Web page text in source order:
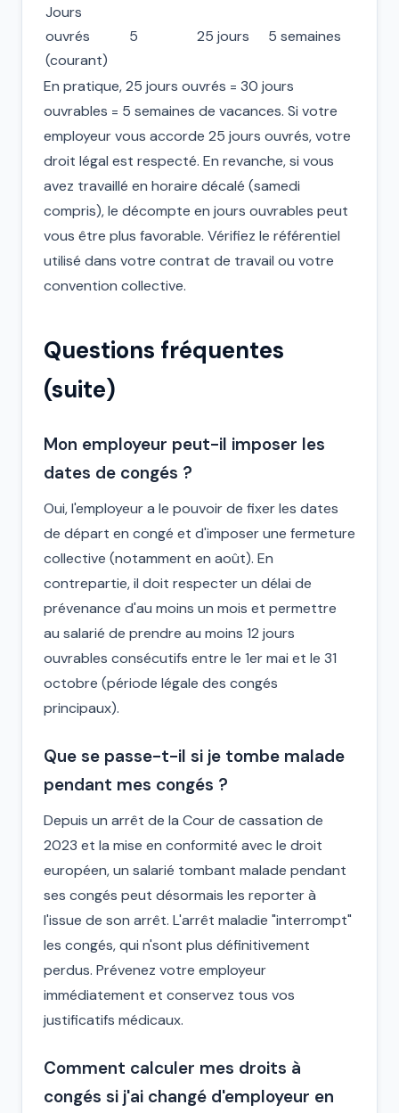
Jours
ouvrés
(courant)
5 25 jours 5 semaines
En pratique, 25 jours ouvrés = 30 jours
ouvrables = 5 semaines de vacances. Si votre
employeur vous accorde 25 jours ouvrés, votre
droit légal est respecté. En revanche, si vous
avez travaillé en horaire décalé (samedi
compris), le décompte en jours ouvrables peut
vous être plus favorable. Vérifiez le référentiel
utilisé dans votre contrat de travail ou votre
convention collective.
Questions fréquentes
(suite)
Mon employeur peut-il imposer les
dates de congés ?
Oui, l'employeur a le pouvoir de fixer les dates
de départ en congé et d'imposer une fermeture
collective (notamment en août). En
contrepartie, il doit respecter un délai de
prévenance d'au moins un mois et permettre
au salarié de prendre au moins 12 jours
ouvrables consécutifs entre le 1er mai et le 31
octobre (période légale des congés
principaux).
Que se passe-t-il si je tombe malade
pendant mes congés ?
Depuis un arrêt de la Cour de cassation de
2023 et la mise en conformité avec le droit
européen, un salarié tombant malade pendant
ses congés peut désormais les reporter à
l'issue de son arrêt. L'arrêt maladie "interrompt"
les congés, qui n'sont plus définitivement
perdus. Prévenez votre employeur
immédiatement et conservez tous vos
justificatifs médicaux.
Comment calculer mes droits à
congés si j'ai changé d'employeur en